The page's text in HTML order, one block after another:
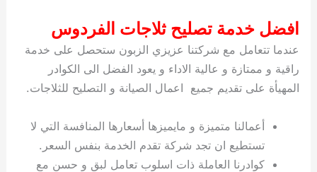
افضل خدمة تصليح ثلاجات الفردوس
عندما تتعامل مع شركتنا عزيزي الزبون ستحصل على خدمة
راقية و ممتازة و عالية الاداء و يعود الفضل الى الكوادر
المهيأة على تقديم جميع اعمال الصيانة و التصليح للثلاجات.
أعمالنا متميزة و مايميزها أسعارها المنافسة التي لا
تستطيع ان تجد شركة تقدم الخدمة بنفس السعر.
كوادرنا العاملة ذات اسلوب تعامل لبق و حسن مع